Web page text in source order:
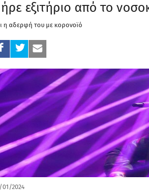
εξιτήριο από το
η αδερφή του με κορονοϊό
2024